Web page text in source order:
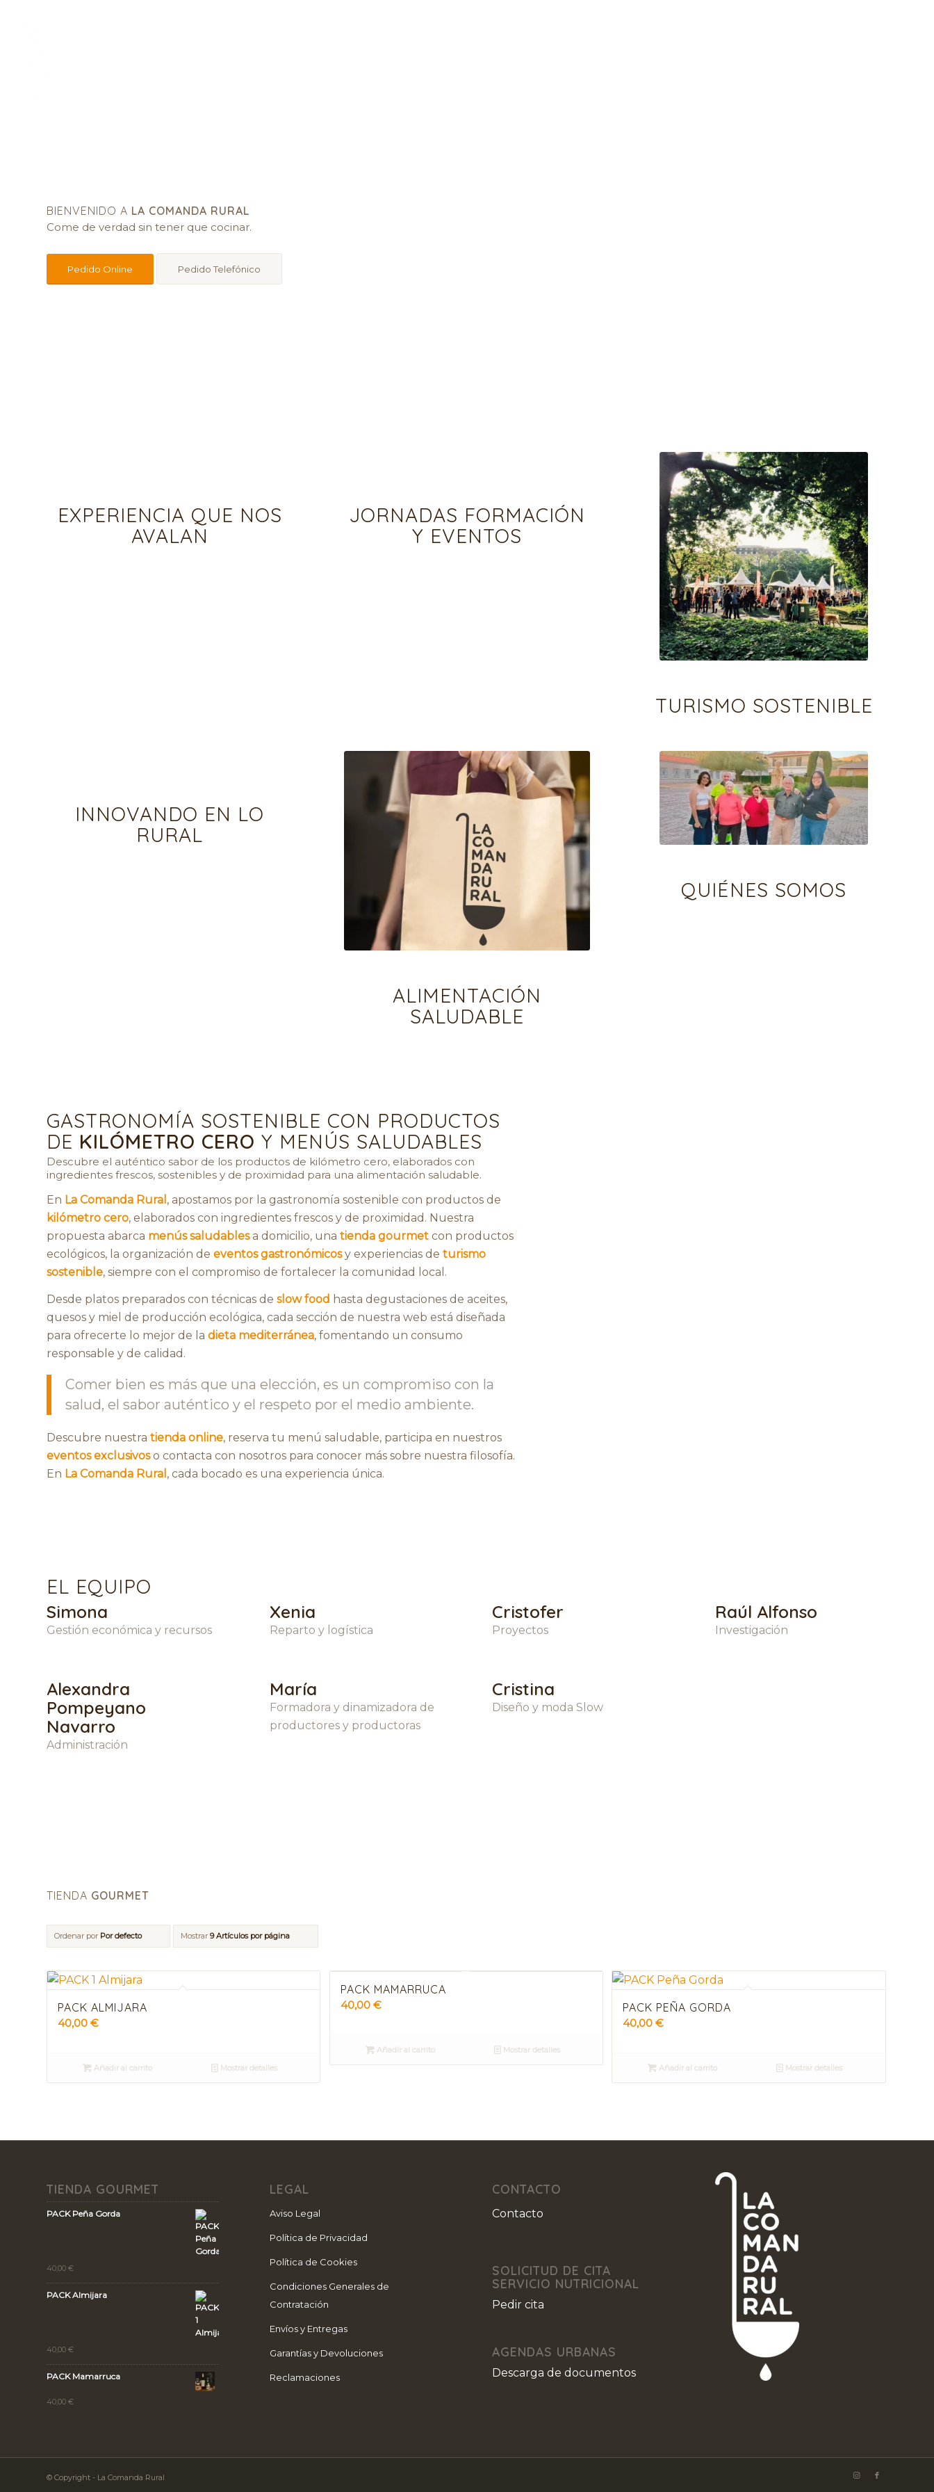
BIENVENIDO A LA COMANDA RURAL
Come de verdad sin tener que cocinar.
Pedido Online Pedido Telefónico
EXPERIENCIA QUE NOS
AVALAN
JORNADAS FORMACIÓN
Y EVENTOS
TURISMO SOSTENIBLE
INNOVANDO EN LO
RURAL
ALIMENTACIÓN
SALUDABLE
QUIÉNES SOMOS
GASTRONOMÍA SOSTENIBLE CON PRODUCTOS
DE KILÓMETRO CERO Y MENÚS SALUDABLES
Descubre el auténtico sabor de los productos de kilómetro cero, elaborados con
ingredientes frescos, sostenibles y de proximidad para una alimentación saludable.
En La Comanda Rural , apostamos por la gastronomía sostenible con productos de
kilómetro cero, elaborados con ingredientes frescos y de proximidad. Nuestra
propuesta abarca menús saludablesa domicilio, una tienda gourmet con productos
ecológicos, la organización de eventos gastronómicosy experiencias de turismo
sostenible, siempre con el compromiso de fortalecer la comunidad local.
Desde platos preparados con técnicas de slow food hasta degustaciones de aceites,
quesos y miel de producción ecológica, cada sección de nuestra web está diseñada
para ofrecerte lo mejor de la dieta mediterránea, fomentando un consumo
responsable y de calidad.
Comer bien es más que una elección, es un compromiso con la
salud, el sabor auténtico y el respeto por el medio ambiente.
Descubre nuestra tienda online, reserva tu menú saludable, participa en nuestros
eventos exclusivoso contacta con nosotros para conocer más sobre nuestra filosofía.
En La Comanda Rural , cada bocado es una experiencia única.
EL EQUIPO
Simona
Gestión económica y recursos
Xenia
Reparto y logística
Cristofer
Proyectos
Raúl Alfonso
Investigación
Alexandra
Pompeyano
Navarro
Administración
María
Formadora y dinamizadora de
productores y productoras
Cristina
Diseño y moda Slow
TIENDA GOURMET
Ordenar por Por defecto Mostrar 9 Artículos por página
PACK ALMIJARA
40,00 €
Añadir al carrito Mostrar detalles
PACK MAMARRUCA
40,00 €
Añadir al carrito Mostrar detalles
PACK PEÑA GORDA
40,00€
Añadir al carrito Mostrar detalles
TIENDA GOURMET
PACK Peña Gorda
40,00 €
PACK Almijara
40,00 €
PACK Mamarruca
40,00 €
LEGAL
Aviso Legal
Política de Privacidad
Política de Cookies
Condiciones Generales de
Contratación
Envíos y Entregas
Garantías y Devoluciones
Reclamaciones
CONTACTO
Contacto
SOLICITUD DE CITA
SERVICIO NUTRICIONAL
Pedir cita
AGENDAS URBANAS
Descarga de documentos
© Copyright - La Comanda Rural